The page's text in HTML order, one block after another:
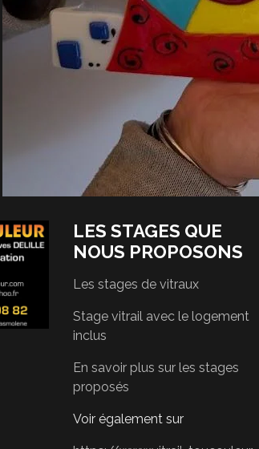
LES STAGES QUE
NOUS PROPOSONS
Les stages de vitraux
Stage vitrail avec le logement
inclus
En savoir plus sur les stages
proposés
Voir également sur